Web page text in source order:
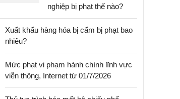
nghiệp bị phạt thế nào?
Xuất khẩu hàng hóa bị cấm bị phạt bao
nhiêu?
Mức phạt vi phạm hành chính lĩnh vực
viễn thông, Internet từ 01/7/2026